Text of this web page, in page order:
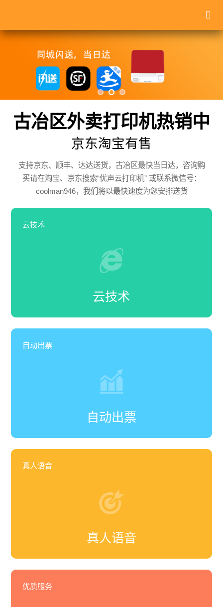
古冶区外卖打印机热销中
京东淘宝有售
支持京东、顺丰、达达送货，古冶区最快当日达，咨询购
买请在淘宝、京东搜索“优声云打印机” 或联系微信号：
coolman946，我们将以最快速度为您安排送货
云技术
云技术
自动出票
自动出票
真人语音
真人语音
优质服务